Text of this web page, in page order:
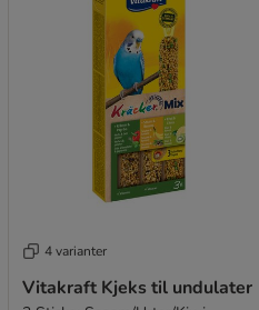
4 varianter
Vitakraft Kjeks til undulater